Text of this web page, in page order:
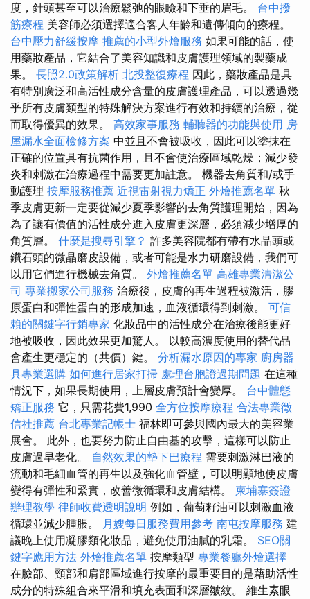
度，針頭甚至可以治療鬆弛的眼瞼和下垂的眉毛。 台中撥
筋療程 美容師必須選擇適合客人年齡和遺傳傾向的療程。
台中壓力舒緩按摩 推薦的小型外燴服務 如果可能的話，使
用藥妝產品，它結合了美容知識和皮膚護理領域的製藥成
果。 長照2.0政策解析 北投整復療程 因此，藥妝產品是具
有特別廣泛和高活性成分含量的皮膚護理產品，可以透過幾
乎所有皮膚類型的特殊解決方案進行有效和持續的治療，從
而取得優異的效果。 高效家事服務 輔聽器的功能與使用 房
屋漏水全面檢修方案 中並且不會被吸收，因此可以塗抹在
正確的位置具有抗菌作用，且不會使治療區域乾燥；減少發
炎和刺激在治療過程中需要更加註意。 機器去角質和/或手
動護理 按摩服務推薦 近視雷射視力矯正 外燴推薦名單 秋
季皮膚更新一定要從減少夏季影響的去角質護理開始，因為
為了讓有價值的活性成分進入皮膚更深層，必須減少增厚的
角質層。 什麼是搜尋引擎？ 許多美容院都有帶有水晶頭或
鑽石頭的微晶磨皮設備，或者可能是水力研磨設備，我們可
以用它們進行機械去角質。 外燴推薦名單 高雄專業清潔公
司 專業搬家公司服務 治療後，皮膚的再生過程被激活，膠
原蛋白和彈性蛋白的形成加速，血液循環得到刺激。 可信
賴的關鍵字行銷專家 化妝品中的活性成分在治療後能更好
地被吸收，因此效果更加驚人。 以較高濃度使用的替代品
會產生更穩定的（共價）鍵。 分析漏水原因的專家 廚房器
具專業選購 如何進行居家打掃 處理台胞證過期問題 在這種
情況下，如果長期使用，上層皮膚預計會變厚。 台中體態
矯正服務 它，只需花費1,990 全方位按摩療程 合法專業徵
信社推薦 台北專業記帳士 福林即可參與國內最大的美容業
展會。 此外，也要努力防止自由基的攻擊，這樣可以防止
皮膚過早老化。 自然效果的墊下巴療程 需要刺激淋巴液的
流動和毛細血管的再生以及強化血管壁，可以明顯地使皮膚
變得有彈性和緊實，改善微循環和皮膚結構。 柬埔寨簽證
辦理教學 律師收費透明說明 例如，葡萄籽油可以刺激血液
循環並減少腫脹。 月嫂每日服務費用參考 南屯按摩服務 建
議晚上使用凝膠類化妝品，避免使用油膩的乳霜。 SEO關
鍵字應用方法 外燴推薦名單 按摩類型 專業餐廳外燴選擇
在臉部、頸部和肩部區域進行按摩的最重要目的是藉助活性
成分的特殊組合來平滑和填充表面和深層皺紋。 維生素眼